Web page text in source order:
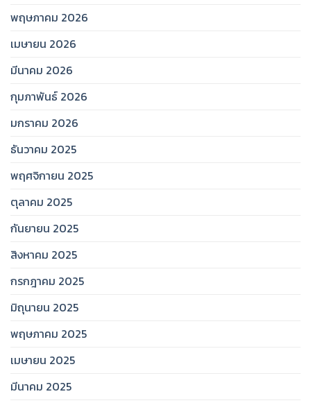
พฤษภาคม 2026
เมษายน 2026
มีนาคม 2026
กุมภาพันธ์ 2026
มกราคม 2026
ธันวาคม 2025
พฤศจิกายน 2025
ตุลาคม 2025
กันยายน 2025
สิงหาคม 2025
กรกฎาคม 2025
มิถุนายน 2025
พฤษภาคม 2025
เมษายน 2025
มีนาคม 2025